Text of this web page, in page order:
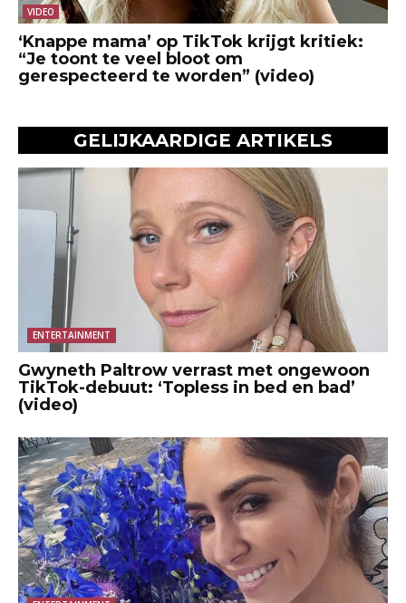
VIDEO
‘Knappe mama’ op TikTok krijgt kritiek:
“Je toont te veel bloot om
gerespecteerd te worden” (video)
GELIJKAARDIGE ARTIKELS
ENTERTAINMENT
Gwyneth Paltrow verrast met ongewoon
TikTok-debuut: ‘Topless in bed en bad’
(video)